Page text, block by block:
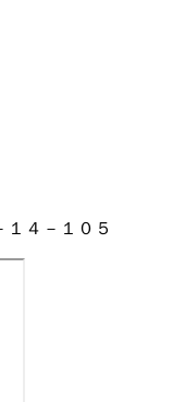
４－１０５